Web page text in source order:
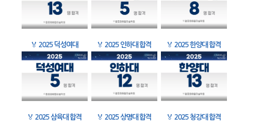
🏅 2025 덕성여대 🏅 2025 인하대 합격 🏅 2025 한양대 합격
🏅 2025 삼육대 합격 🏅 2025 상명대 합격 🏅 2025 청강대 합격